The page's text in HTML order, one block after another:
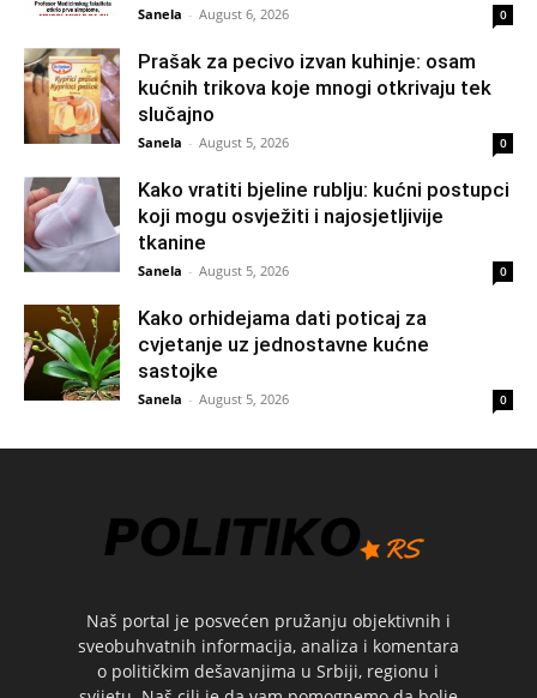
Sanela - August 6, 2026 0
Prašak za pecivo izvan kuhinje: osam
kućnih trikova koje mnogi otkrivaju tek
slučajno
Sanela - August 5, 2026 0
Kako vratiti bjeline rublju: kućni postupci
koji mogu osvježiti i najosjetljivije
tkanine
Sanela - August 5, 2026 0
Kako orhidejama dati poticaj za
cvjetanje uz jednostavne kućne
sastojke
Sanela - August 5, 2026 0
Naš portal je posvećen pružanju objektivnih i
sveobuhvatnih informacija, analiza i komentara
o političkim dešavanjima u Srbiji, regionu i